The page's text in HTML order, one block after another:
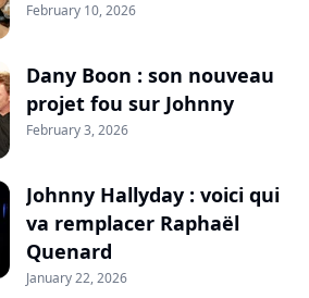
February 10, 2026
Dany Boon : son nouveau
projet fou sur Johnny
February 3, 2026
Johnny Hallyday : voici qui
va remplacer Raphaël
Quenard
January 22, 2026